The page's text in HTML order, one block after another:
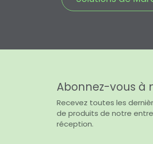
Abonnez-vous à
Recevez toutes les
de produits de notre
réception.